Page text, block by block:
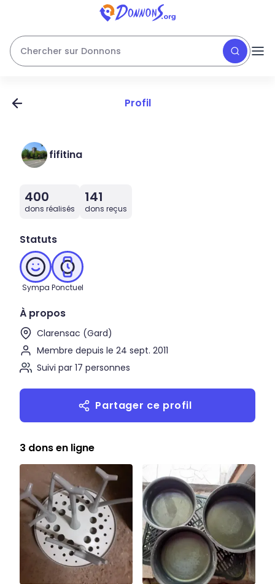
Chercher sur Donnons
Profil
fifitina
400
dons réalisés
141
dons reçus
Statuts
Sympa Ponctuel
À propos
Clarensac (Gard)
Membre depuis le 24 sept. 2011
Suivi par 17 personnes
Partager ce profil
3 dons en ligne